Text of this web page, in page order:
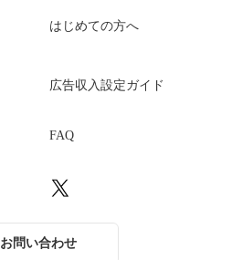
はじめての方へ
広告収入設定ガイド
FAQ
お問い合わせ